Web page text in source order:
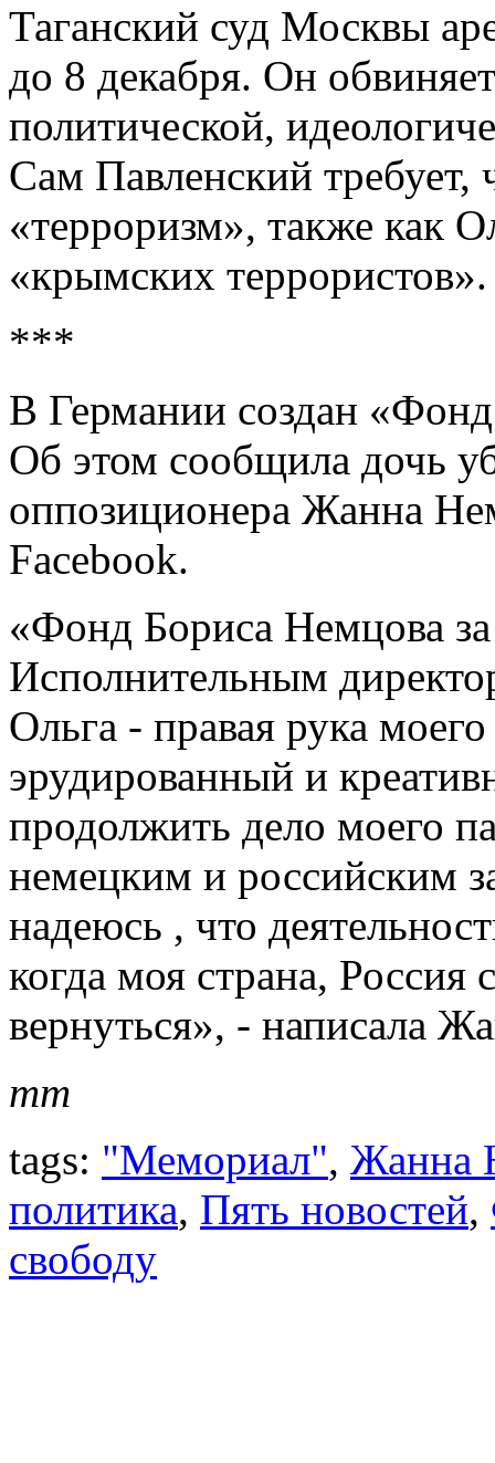
Таганский суд Москвы
до 8 декабря. Он
политической,
Сам Павленский требует,
«терроризм», также как
«крымских террористов».
***
В Германии создан
Об этом сообщила дочь
оппозиционера Жанна
Facebook.
«Фонд Бориса Немцова
Исполнительным
Ольга - правая рука
эрудированный и
продолжить дело моего
немецким и российским
надеюсь , что
когда моя страна,
вернуться», - написала
mm
tags: "Мемориал", Жанна
политика, Пять новостей,
свободу